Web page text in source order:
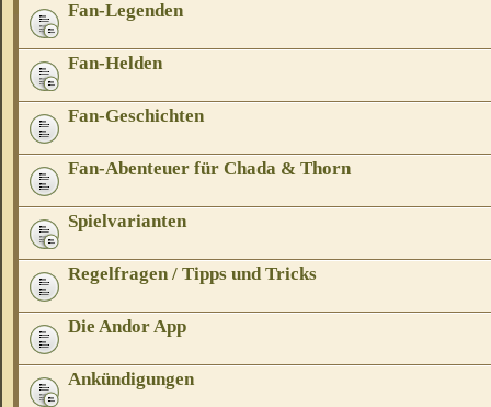
Fan-Legenden
Fan-Helden
Fan-Geschichten
Fan-Abenteuer für Chada & Thorn
Spielvarianten
Regelfragen / Tipps und Tricks
Die Andor App
Ankündigungen